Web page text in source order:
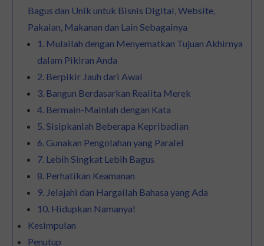
Bagus dan Unik untuk Bisnis Digital, Website,
Pakaian, Makanan dan Lain Sebagainya
1. Mulailah dengan Menyematkan Tujuan Akhirnya
dalam Pikiran Anda
2. Berpikir Jauh dari Awal
3. Bangun Berdasarkan Realita Merek
4. Bermain-Mainlah dengan Kata
5. Sisipkanlah Beberapa Kepribadian
6. Gunakan Pengolahan yang Paralel
7. Lebih Singkat Lebih Bagus
8. Perhatikan Keamanan
9. Jelajahi dan Hargailah Bahasa yang Ada
10. Hidupkan Namanya!
Kesimpulan
Penutup